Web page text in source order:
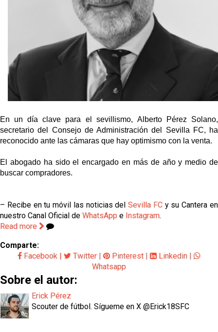
Opinión | "Carta abierta a Alberto Flores" por Rafa
El Sevilla oficializa el traspaso de Sow
Miguel Sierra: La temporada pasada se vio
reflejado que podemos tirar para delante y
Diomande ya es madridista mientras Rodri agita el
mercado
En un día clave para el sevillismo, Alberto Pérez Solano,
secretario del Consejo de Administración del Sevilla FC, ha
reconocido ante las cámaras que hay optimismo con la venta.
El abogado ha sido el encargado en más de año y medio de
buscar compradores.
– Recibe en tu móvil las noticias delSevilla FCy su Cantera en
nuestro Canal Oficial de WhatsApp e Instagram.
Read more
Comparte:
Facebook
Twitter Pinterest Linkedin
Whatsapp
Sobre el autor:
Erick Pérez
Scouter de fútbol. Sígueme en X @Erick18SFC